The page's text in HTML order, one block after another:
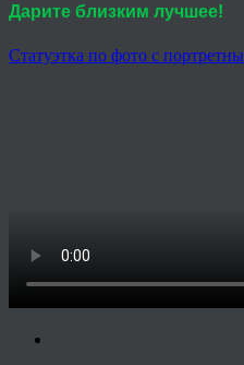
Дарите близким лучшее!
Статуэтка по фото с